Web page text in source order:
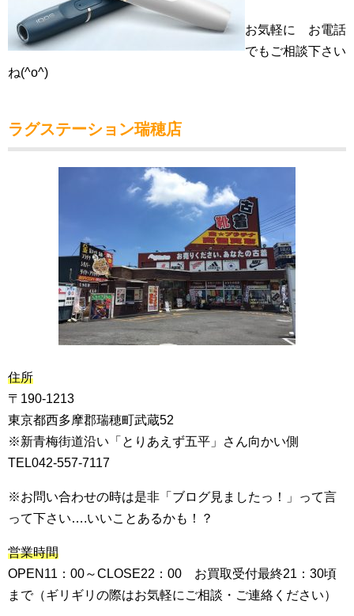
お気軽に お電話
でもご相談下さい
ね(^o^)
ラグステーション瑞穂店
住所
〒190-1213
東京都西多摩郡瑞穂町武蔵52
※新青梅街道沿い「とりあえず五平」さん向かい側
TEL042-557-7117
※お問い合わせの時は是非「ブログ見ましたっ！」って言
って下さい….いいことあるかも！？
営業時間
OPEN11：00～CLOSE22：00 お買取受付最終21：30頃
まで（ギリギリの際はお気軽にご相談・ご連絡ください）